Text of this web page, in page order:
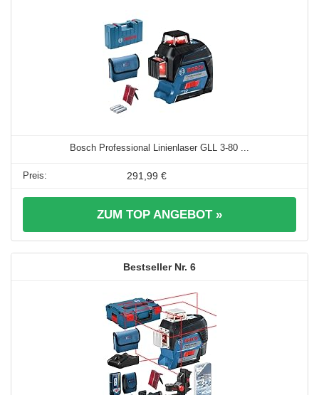
Bosch Professional Linienlaser GLL 3-80 ...
291,99 €
ZUM TOP ANGEBOT »
6